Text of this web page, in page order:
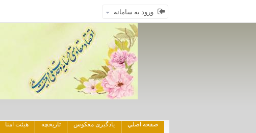
ورود به سامانه
صفحه اصلي یادگیری معکوس تاریخچه هیئت امنا